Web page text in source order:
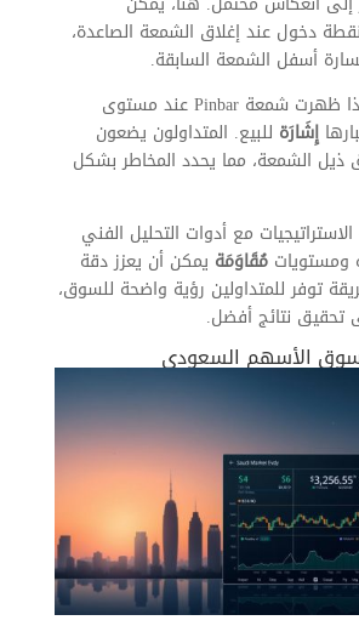
دخول عند إغلاق الشمعة الصاعدة،
أسفل الشمعة السابقة.
في سيناريو آخر، إذا ظهرت شمعة Pinbar عند مستوى
إِشَارَة للبيع. المتداولون يضعون
الشمعة، مما يحدد المخاطر بشكل
مع أدوات التحليل الفني
ومستويات مُقَاوَمَة يمكن أن يعزز دقة
توفر للمتداولين رؤية واضحة للسوق،
نتائج أفضل.
الأسهم السعودي